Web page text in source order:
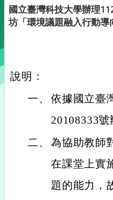
國立臺灣科技大學辦理
坊「環境議題融入行動
說明：
一、 依據國立臺
20108333號
二、 為協助教師
在課堂上實
題的能力，